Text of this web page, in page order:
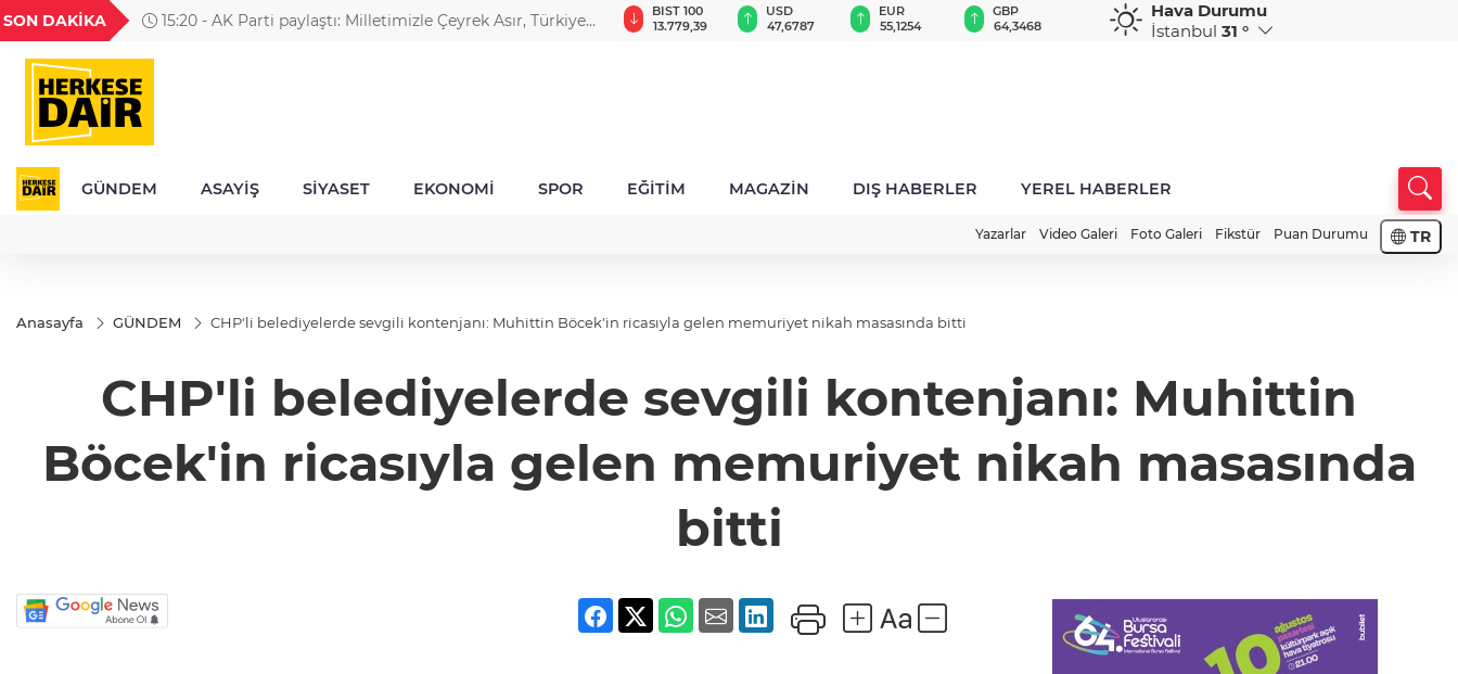
SON DAKİKA
15:20 - AK Parti paylaştı: Milletimizle Çeyrek Asır, Türkiye
18,2677
TND
16,3788
27,9743
VND
0,0018
GAU/TRY
6.660,55
BIST 100
13.779,39
USD
47,6787
EUR
55,1254
GBP
64,3468
CHF
59,0083
CAD
34,1883
Hava Durumu
İstanbul 31 °
GÜNDEM ASAYİŞ SİYASET EKONOMİ SPOR EĞİTİM MAGAZİN DIŞ HABERLER YEREL HABERLER
Yazarlar Video Galeri Foto Galeri Fikstür Puan Durumu TR
Anasayfa GÜNDEM CHP'li belediyelerde sevgili kontenjanı: Muhittin Böcek'in ricasıyla gelen memuriyet nikah masasında bitti
CHP'li belediyelerde sevgili kontenjanı: Muhittin
Böcek'in ricasıyla gelen memuriyet nikah masasında
bitti